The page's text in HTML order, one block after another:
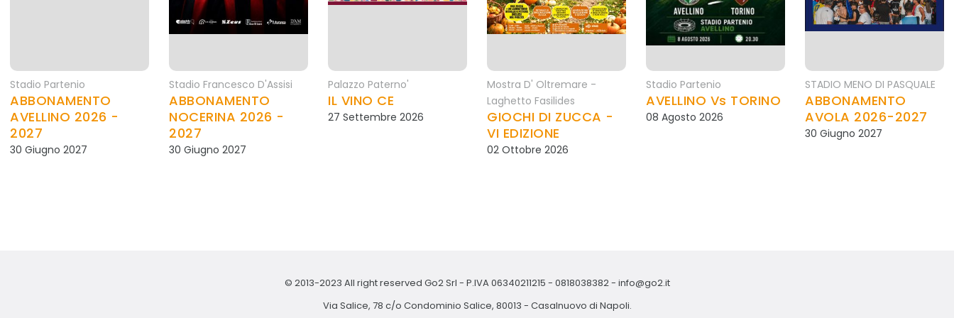
Stadio Partenio
ABBONAMENTO
AVELLINO 2026 -
2027
30 Giugno 2027
Stadio Francesco D'Assisi
ABBONAMENTO
NOCERINA 2026 -
2027
30 Giugno 2027
Palazzo Paterno'
IL VINO CE
27 Settembre 2026
Mostra D' Oltremare -
Laghetto Fasilides
GIOCHI DI ZUCCA -
VI EDIZIONE
02 Ottobre 2026
Stadio Partenio
AVELLINO Vs TORINO
08 Agosto 2026
STADIO MENO DI PASQUALE
ABBONAMENTO
AVOLA 2026-2027
30 Giugno 2027
© 2013-2023 All right reserved Go2 Srl - P.IVA 06340211215 - 0818038382- info@go2.it
Via Salice, 78 c/o Condominio Salice, 80013 - Casalnuovo di Napoli.